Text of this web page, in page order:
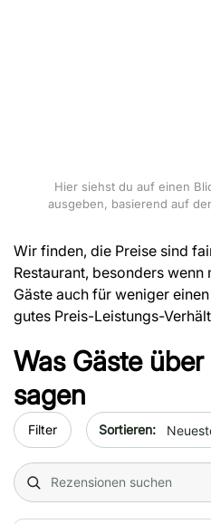
Hier siehst du auf einen
ausgeben, basierend auf
Wir finden, die Preise sind
Restaurant, besonders
Gäste auch für weniger
gutes Preis-Leistungs-
Was Gäste über
sagen
Filter Sort by date
Search (title/text)